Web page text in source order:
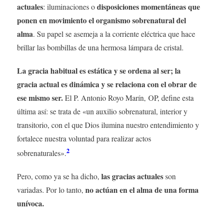
actuales: iluminaciones odisposiciones momentáneas que
ponen en movimiento el organismo sobrenatural del
alma. Su papel se asemeja a la corriente eléctrica que hace
brillar las bombillas de una hermosa lámpara de cristal.
La gracia habitual es estática y se ordena al ser; la
gracia actual es dinámica y se relaciona con el obrar de
ese mismo ser.El P. Antonio Royo Marín, OP, define esta
última así: se trata de «un auxilio sobrenatural, interior y
transitorio, con el que Dios ilumina nuestro entendimiento y
fortalece nuestra voluntad para realizar actos
sobrenaturales».2
Pero, como ya se ha dicho, las gracias actualesson
variadas. Por lo tanto, no actúan en el alma de una forma
unívoca.